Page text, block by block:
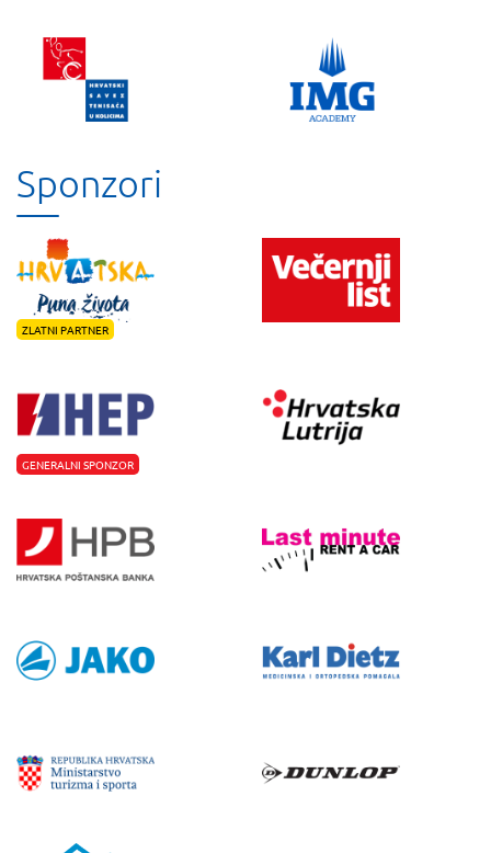
Sponzori
ZLATNI PARTNER
GENERALNI SPONZOR